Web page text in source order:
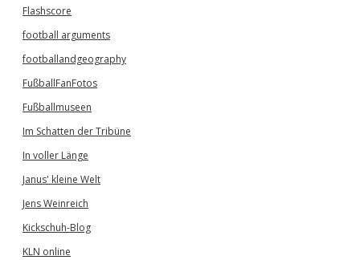
Flashscore
football arguments
footballandgeography
FußballFanFotos
Fußballmuseen
Im Schatten der Tribüne
In voller Länge
Janus' kleine Welt
Jens Weinreich
Kickschuh-Blog
KLN online